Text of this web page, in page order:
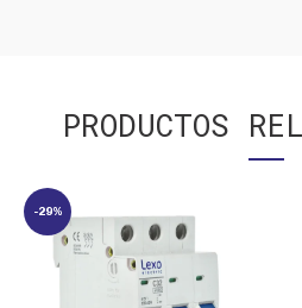
PRODUCTOS
-29%